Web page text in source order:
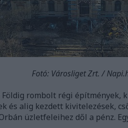
Fotó: Városliget Zrt. /
Földig rombolt régi építmények,
és alig kezdett kivitelezések,
üzletfeleihez dől a pénz.